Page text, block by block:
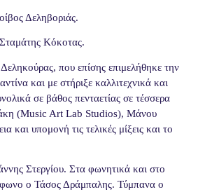
Δεληβοριάς.
Κόκοτας.
που επίσης επιμελήθηκε την
και με στήριξε καλλιτεχνικά και
σε βάθος πενταετίας σε τέσσερα
(Music Art Lab Studios), Μάνου
υπομονή τις τελικές μίξεις και το
Στεργίου. Στα φωνητικά και στο
ο Τάσος Δράμπαλης. Τύμπανα ο